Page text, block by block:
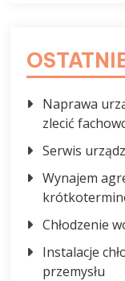
Naprawa
zlecić
Serwis
Wynajem
Chłodzenie
Instalacje
przemysłu